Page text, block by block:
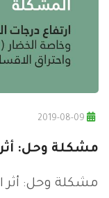
مشكلة وحل: أثر
مشكلة وحل: أثر